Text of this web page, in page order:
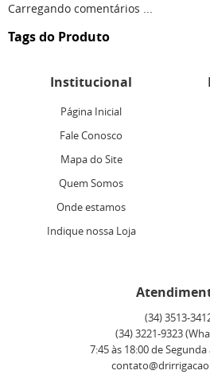
Carregando comentários ...
Tags do Produto
Institucional
Página Inicial
Fale Conosco
Mapa do Site
Quem Somos
Onde estamos
Indique nossa Loja
(34)3513-
(34)3221-9323
7:45 às 18:00 de